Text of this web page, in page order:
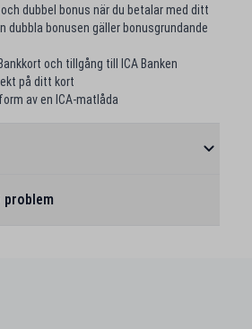
dubbel bonus när du betalar med ditt
dubbla bonusen gäller bonusgrundande
och tillgång till ICA Banken
på ditt kort
av en ICA-matlåda